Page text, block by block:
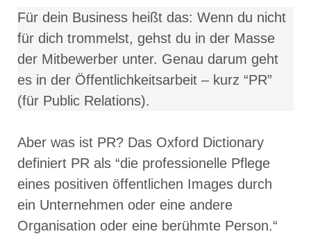
Für dein Business heißt das: Wenn du nicht
für dich trommelst, gehst du in der Masse
der Mitbewerber unter. Genau darum geht
es in der Öffentlichkeitsarbeit – kurz “PR”
(für Public Relations).
Aber was ist PR? Das Oxford Dictionary
definiert PR als “die professionelle Pflege
eines positiven öffentlichen Images durch
ein Unternehmen oder eine andere
Organisation oder eine berühmte Person.“